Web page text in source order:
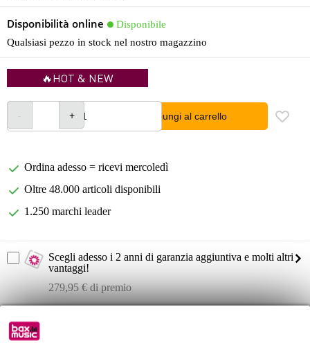
Disponibilità online
Disponibile
Qualsiasi pezzo in stock nel nostro magazzino
🔥HOT & NEW
Aggiungi al carrello
Ordina adesso = ricevi mercoledì
Oltre 48.000 articoli disponibili
1.250 marchi leader
Scegli adesso i 2 anni di garanzia aggiuntiva e molti altri
vantaggi!
279,95 € di premio
Informazioni sul prodotto